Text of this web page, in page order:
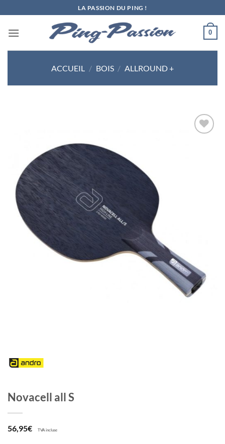
au
contenu
LA PASSION DU PING !
0
ACCUEIL / BOIS / ALLROUND +
Novacell all S
56,95€ TVA incluse